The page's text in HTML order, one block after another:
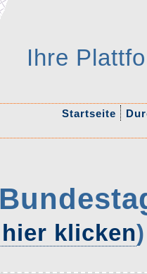
Ihre
Startseite
klicken)